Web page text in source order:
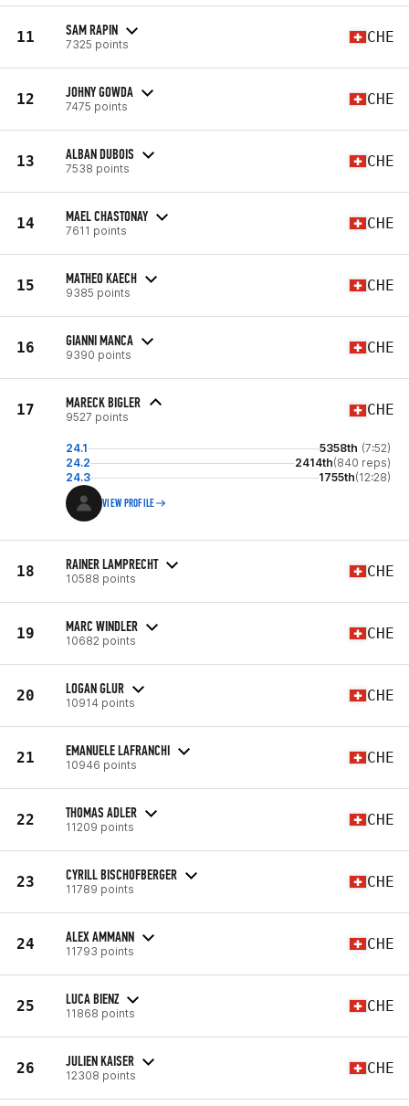
11 SAM RAPIN
7325 points CHE
12 JOHNY GOWDA
7475 points CHE
13 ALBAN DUBOIS
7538 points CHE
14 MAEL CHASTONAY
7611 points CHE
15 MATHEO KAECH
9385 points CHE
16 GIANNI MANCA
9390 points CHE
17 MARECK BIGLER
9527 points CHE
24.1 5358th (7:52)
24.2
2414th(840 reps)
24.3
1755th(12:28)
VIEW PROFILE
18 RAINER LAMPRECHT
10588 points CHE
19 MARC WINDLER
10682 points CHE
20 LOGAN GLUR
10914 points CHE
21 EMANUELE LAFRANCHI
10946 points CHE
22 THOMAS ADLER
11209 points CHE
23 CYRILL BISCHOFBERGER
11789 points CHE
24 ALEX AMMANN
11793 points CHE
25 LUCA BIENZ
11868 points CHE
26 JULIEN KAISER
12308 points CHE